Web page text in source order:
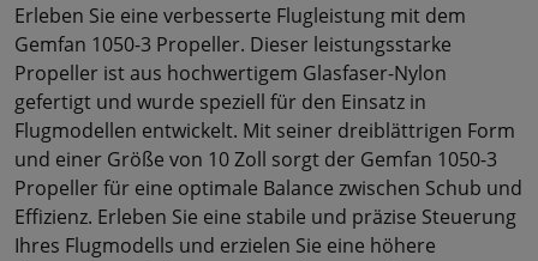
Erleben Sie eine verbesserte Flugleistung mit dem
Gemfan 1050-3 Propeller. Dieser leistungsstarke
Propeller ist aus hochwertigem Glasfaser-Nylon
gefertigt und wurde speziell für den Einsatz in
Flugmodellen entwickelt. Mit seiner dreiblättrigen Form
und einer Größe von 10 Zoll sorgt der Gemfan 1050-3
Propeller für eine optimale Balance zwischen Schub und
Effizienz. Erleben Sie eine stabile und präzise Steuerung
Ihres Flugmodells und erzielen Sie eine höhere